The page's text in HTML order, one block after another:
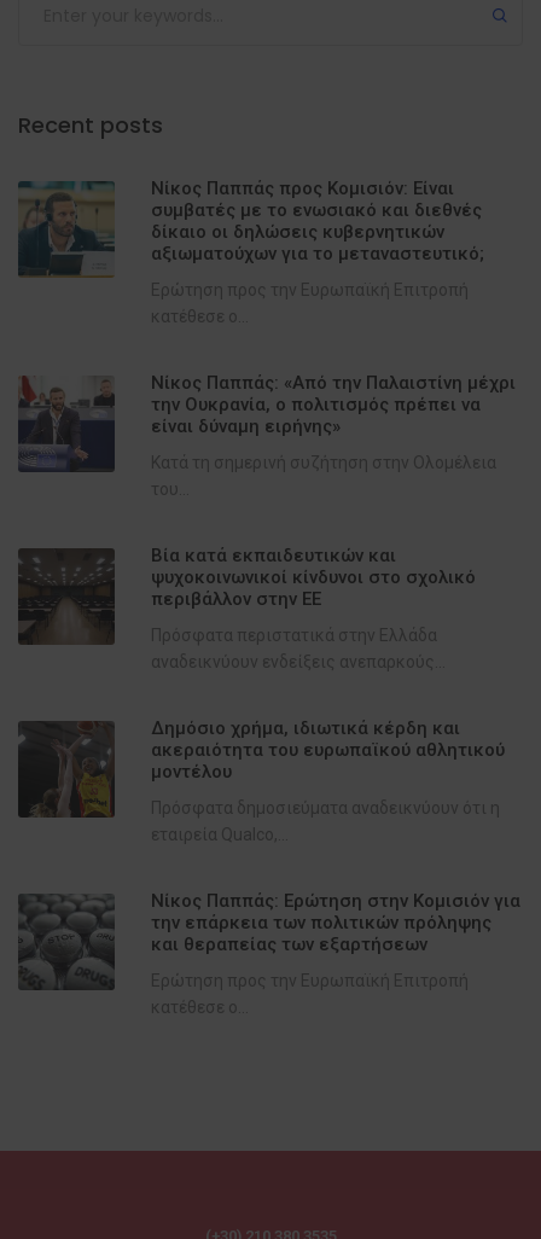
Recent posts
Νίκος Παππάς προς Κομισιόν: Είναι
συμβατές με το ενωσιακό και διεθνές
δίκαιο οι δηλώσεις κυβερνητικών
αξιωματούχων για το μεταναστευτικό;
Ερώτηση προς την Ευρωπαϊκή Επιτροπή
κατέθεσε ο...
Νίκος Παππάς: «Από την Παλαιστίνη μέχρι
την Ουκρανία, ο πολιτισμός πρέπει να
είναι δύναμη ειρήνης»
Κατά τη σημερινή συζήτηση στην Ολομέλεια
του...
Βία κατά εκπαιδευτικών και
ψυχοκοινωνικοί κίνδυνοι στο σχολικό
περιβάλλον στην ΕΕ
Πρόσφατα περιστατικά στην Ελλάδα
αναδεικνύουν ενδείξεις ανεπαρκούς...
Δημόσιο χρήμα, ιδιωτικά κέρδη και
ακεραιότητα του ευρωπαϊκού αθλητικού
μοντέλου
Πρόσφατα δημοσιεύματα αναδεικνύουν ότι η
εταιρεία Qualco,...
Νίκος Παππάς: Ερώτηση στην Κομισιόν για
την επάρκεια των πολιτικών πρόληψης
και θεραπείας των εξαρτήσεων
Ερώτηση προς την Ευρωπαϊκή Επιτροπή
κατέθεσε ο...